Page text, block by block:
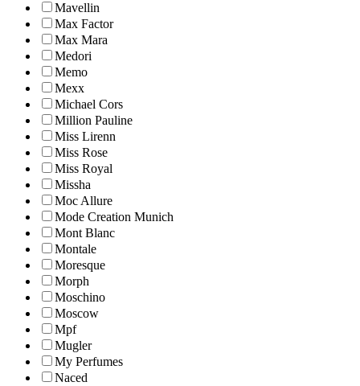
Mavellin
Max Factor
Max Mara
Medori
Memo
Mexx
Michael Cors
Million Pauline
Miss Lirenn
Miss Rose
Miss Royal
Missha
Moc Allure
Mode Creation Munich
Mont Blanc
Montale
Moresque
Morph
Moschino
Moscow
Mpf
Mugler
My Perfumes
Naced